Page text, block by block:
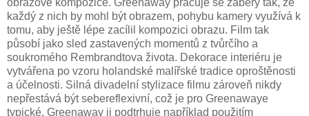
obrazové kompozice. Greenaway pracuje se záběry tak, že
každý z nich by mohl být obrazem, pohybu kamery využívá k
tomu, aby ještě lépe zacílil kompozici obrazu. Film tak
působí jako sled zastavených momentů z tvůrčího a
soukromého Rembrandtova života. Dekorace interiéru je
vytvářena po vzoru holandské malířské tradice oproštěnosti
a účelnosti. Silná divadelní stylizace filmu zároveň nikdy
nepřestává být sebereflexivní, což je pro Greenawaye
typické, Greenaway ji podtrhuje například použitím